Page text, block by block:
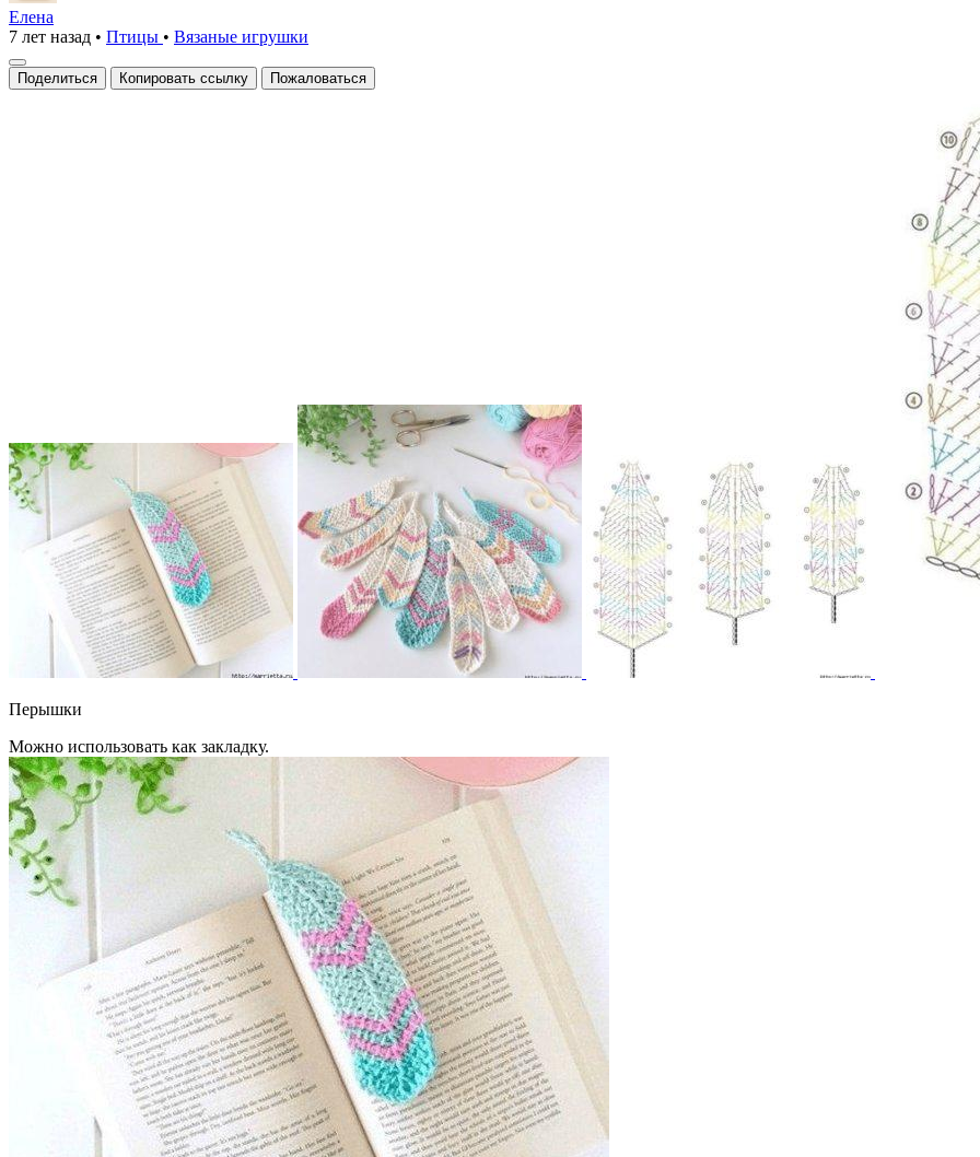
вязать
перышко
крючком
Елена
7 лет назад • Птицы • Вязаные игрушки
Поделиться Копировать ссылку Пожаловаться
Перышки
Можно использовать как закладку.